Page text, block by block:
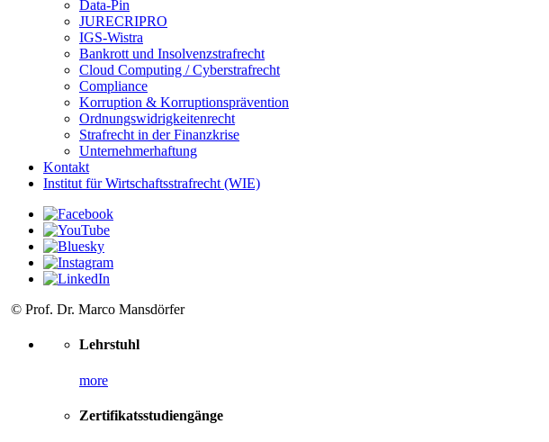
Data-Pin
JURECRIPRO
IGS-Wistra
Bankrott und Insolvenzstrafrecht
Cloud Computing / Cyberstrafrecht
Compliance
Korruption & Korruptionsprävention
Ordnungswidrigkeitenrecht
Strafrecht in der Finanzkrise
Unternehmerhaftung
Kontakt
Institut für Wirtschaftsstrafrecht (WIE)
© Prof. Dr. Marco Mansdörfer
Lehrstuhl
more
Zertifikatsstudiengänge